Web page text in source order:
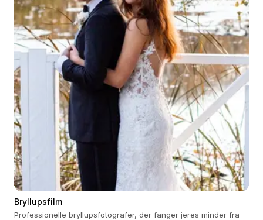
Bryllupsfilm
Professionelle bryllupsfotografer, der fanger jeres minder fra